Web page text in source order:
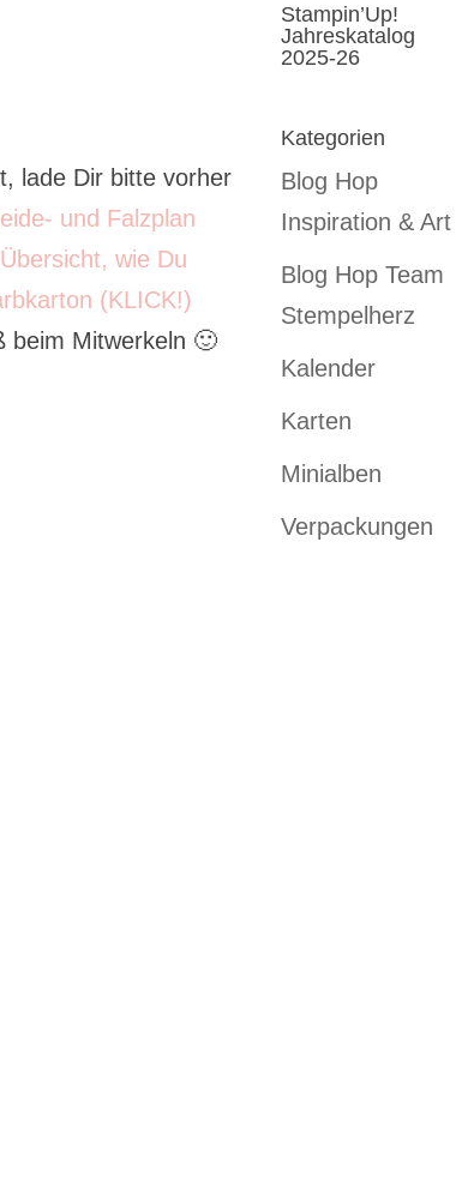
lade Dir bitte vorher
und Falzplan
Übersicht, wie Du
(KLICK!)
beim Mitwerkeln 🙂
Stampin’Up!
Jahreskatalog
2025-26
Kategorien
Blog Hop
Inspiration & Art
Blog Hop Team
Stempelherz
Kalender
Karten
Minialben
Verpackungen